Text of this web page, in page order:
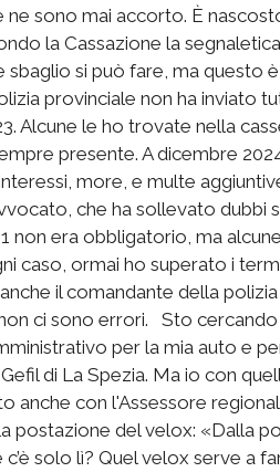
sono mai accorto. È
la Cassazione la
sbaglio si può fare, ma questo
provinciale non ha inviato
Alcune le ho trovate nella
presente. A dicembre
more, e multe
che ha sollevato dubbi
non era obbligatorio, ma
caso, ormai ho superato i
il comandante della
ci sono errori. Sto
per la mia auto e
di La Spezia. Ma io con
anche con l'Assessore
postazione del velox: «Dalla
solo lì? Quel velox serve a